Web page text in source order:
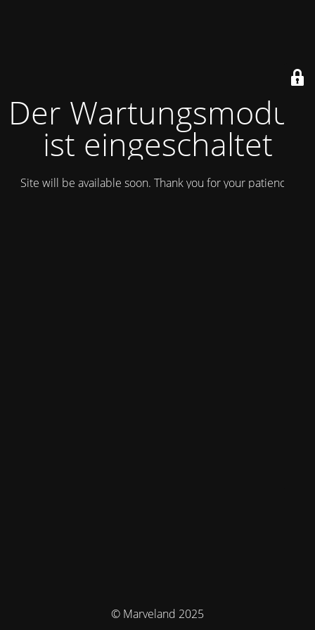
Der Wartungsmodus
ist eingeschaltet
Site will be available soon. Thank you for your patience!
© Marveland 2025